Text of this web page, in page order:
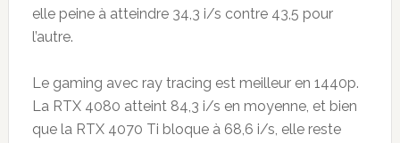
elle peine à atteindre 34,3 i/s contre 43,5 pour
l’autre.
Le gaming avec ray tracing est meilleur en 1440p.
La RTX 4080 atteint 84,3 i/s en moyenne, et bien
que la RTX 4070 Ti bloque à 68,6 i/s, elle reste